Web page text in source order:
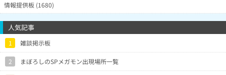
情報提供板 (1680)
人気記事
1 雑談掲示板
2 まぼろしのSPメガモン出現場所一覧